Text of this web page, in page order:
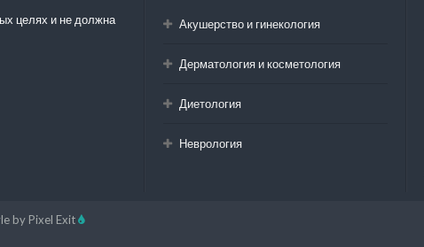
целях и не должна
Акушерство и гинекология
Дерматология и косметология
Диетология
Неврология
by Pixel Exit